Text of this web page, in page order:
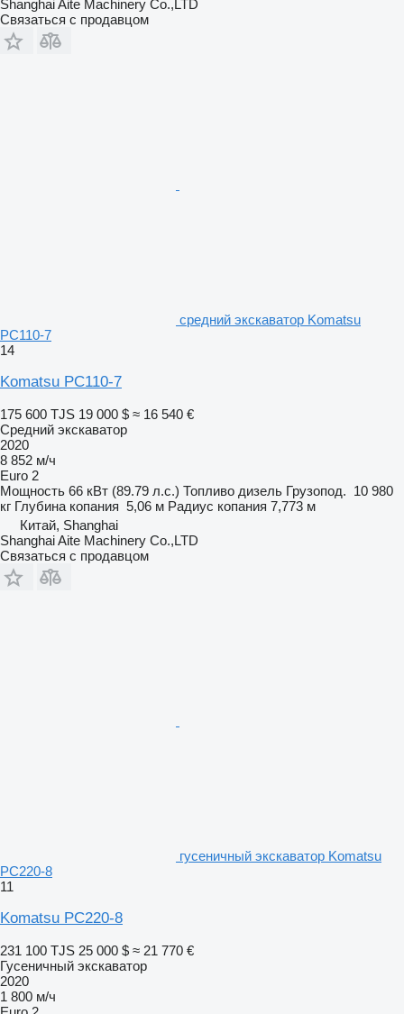
Shanghai Aite Machinery Co.,LTD
Связаться с продавцом
средний экскаватор Komatsu
PC110-7
14
Komatsu PC110-7
175 600 TJS 19 000 $ ≈ 16 540 €
Средний экскаватор
2020
8 852 м/ч
Euro 2
Мощность 66 кВт (89.79 л.с.) Топливо дизель Грузопод. 10 980
кг Глубина копания 5,06 м Радиус копания 7,773 м
Китай, Shanghai
Shanghai Aite Machinery Co.,LTD
Связаться с продавцом
гусеничный экскаватор Komatsu
PC220-8
11
Komatsu PC220-8
231 100 TJS 25 000 $ ≈ 21 770 €
Гусеничный экскаватор
2020
1 800 м/ч